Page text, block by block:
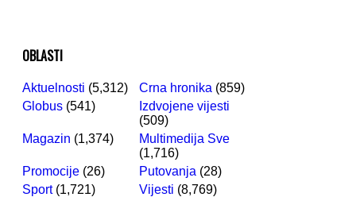
OBLASTI
Aktuelnosti (5,312) Crna hronika (859)
Globus (541)
Izdvojene vijesti
(509)
Magazin (1,374)
Multimedija Sve
(1,716)
Promocije (26) Putovanja (28)
Sport(1,721) Vijesti (8,769)